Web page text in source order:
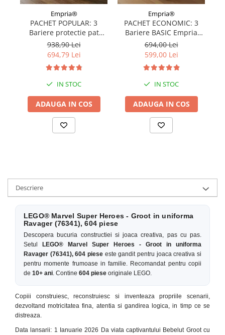
Ingrijire adulti
Siguranta animale companie
Carduri Cadou
Propuneri Cadou
Produse Sub 50 Lei
Resigilate
Empria®
PACHET POPULAR: 3
Bariere protectie pat
copii, SELECT, 160x200
cm
938,90 Lei
694,79 Lei
IN STOC
ADAUGA IN COS
Empria®
PACHET ECONOMIC: 3
Bariere BASIC Empria
protectie pat 160X200 cm
+ bara stabilizatoare
694,00 Lei
599,00 Lei
IN STOC
ADAUGA IN COS
Descriere
LEGO® Marvel Super Heroes - Groot in uniforma
Ravager (76341), 604 piese
Descopera bucuria constructiei si joaca creativa, pas cu pas.
Setul
LEGO® Marvel Super Heroes - Groot in uniforma
Ravager (76341), 604 piese este gandit pentru joaca creativa si
pentru momente frumoase in familie. Recomandat pentru copii
de 10+ ani. Contine 604 piese originale LEGO.
Copiii construiesc, reconstruiesc si inventeaza propriile scenarii,
dezvoltand motricitatea fina, atentia si gandirea logica, in timp ce se
distreaza.
Data lansarii: 1 Ianuarie 2026 Da viata captivantului Bebelut Groot cu